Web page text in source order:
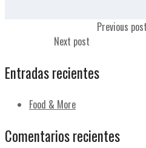
Previous post
Next post
Entradas recientes
Food & More
Comentarios recientes